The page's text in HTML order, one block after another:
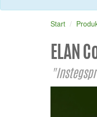
Start
ELAN